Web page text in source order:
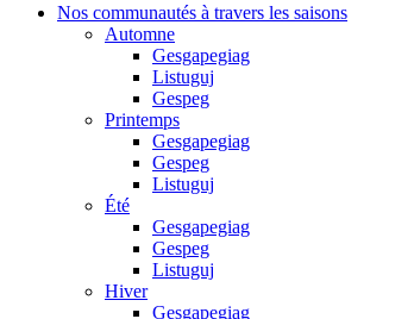
Nos communautés à travers les saisons
Automne
Gesgapegiag
Listuguj
Gespeg
Printemps
Gesgapegiag
Gespeg
Listuguj
Été
Gesgapegiag
Gespeg
Listuguj
Hiver
Gesgapegiag